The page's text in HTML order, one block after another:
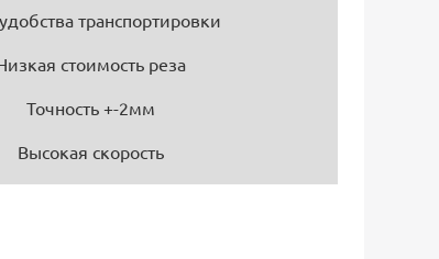
транспортировки
стоимость реза
Точность +-2мм
Высокая скорость